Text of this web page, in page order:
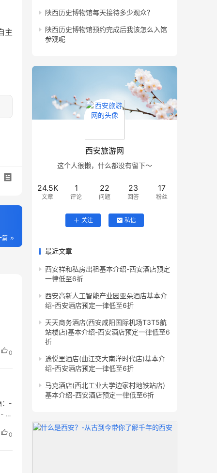
主
篇
0
：-
经
0
陕西历史博物馆每天接待多少观众？
陕西历史博物馆预约完成后我该怎么入馆
参观呢
西安旅游网
这个人很懒，什么都没有留下～
24.5K
文章
1
评论
22
问题
23
回答
17
粉丝
关注 私信
最近文章
西安祥和私房出租基本介绍-西安酒店预定
一律低至6折
西安高新人工智能产业园亚朵酒店基本介
绍-西安酒店预定一律低至6折
天天商务酒店(西安咸阳国际机场T3T5航
站楼店)基本介绍-西安酒店预定一律低至6
折
途悦里酒店(曲江交大南洋时代店)基本介
绍-西安酒店预定一律低至6折
马克酒店(西北工业大学边家村地铁站店)
基本介绍-西安酒店预定一律低至6折